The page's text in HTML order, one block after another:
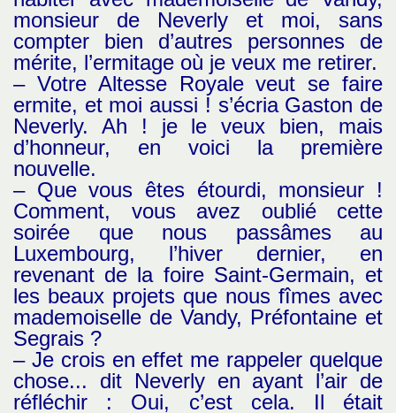
monsieur de Neverly et moi, sans
compter bien d’autres personnes de
mérite, l’ermitage où je veux me retirer.
– Votre Altesse Royale veut se faire
ermite, et moi aussi ! s’écria Gaston de
Neverly. Ah ! je le veux bien, mais
d’honneur, en voici la première
nouvelle.
– Que vous êtes étourdi, monsieur !
Comment, vous avez oublié cette
soirée que nous passâmes au
Luxembourg, l’hiver dernier, en
revenant de la foire Saint-Germain, et
les beaux projets que nous fîmes avec
mademoiselle de Vandy, Préfontaine et
Segrais ?
– Je crois en effet me rappeler quelque
chose... dit Neverly en ayant l’air de
réfléchir : Oui, c’est cela. Il était